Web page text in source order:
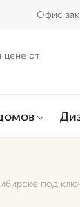
Офис
цене от
под